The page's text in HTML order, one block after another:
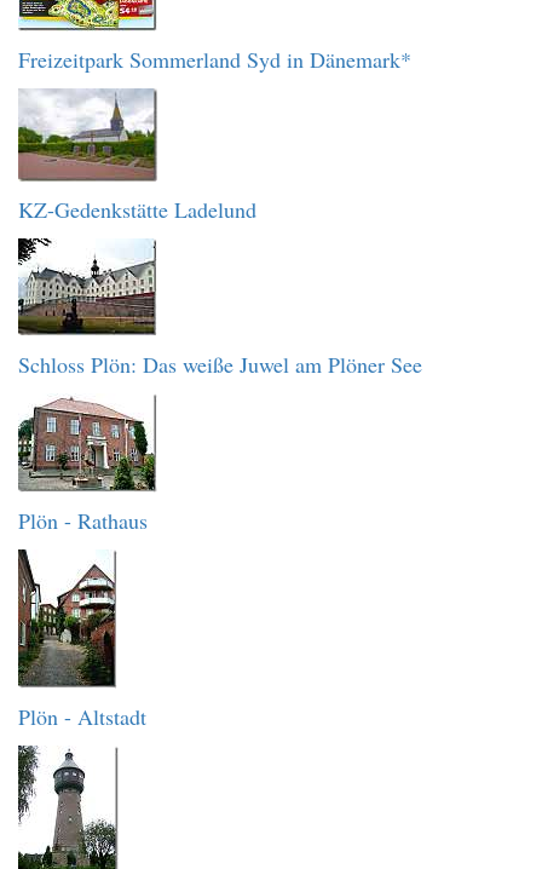
Freizeitpark Sommerland Syd in Dänemark*
KZ-Gedenkstätte Ladelund
Schloss Plön: Das weiße Juwel am Plöner See
Plön - Rathaus
Plön - Altstadt